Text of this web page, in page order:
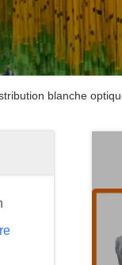
blanche